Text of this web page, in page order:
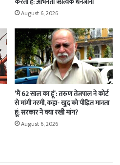
August 6, 2026
‘मैं 62 साल का हूं’: तरुण तेजपाल ने कोर्ट
से मांगी नरमी, कहा- खुद को पीड़ित मानता
हूं; सरकार ने क्या रखी मांग?
August 6, 2026